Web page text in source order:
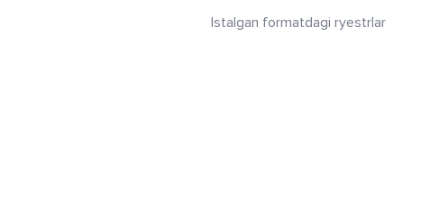
Istalgan formatdagi ryestrlar